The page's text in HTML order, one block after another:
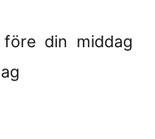
din middag